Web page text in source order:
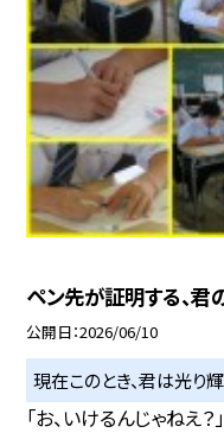
ペン先が証明する、君
公開日 2026/06/10
現在このとき、君は光り輝
「お、いけるんじゃねえ